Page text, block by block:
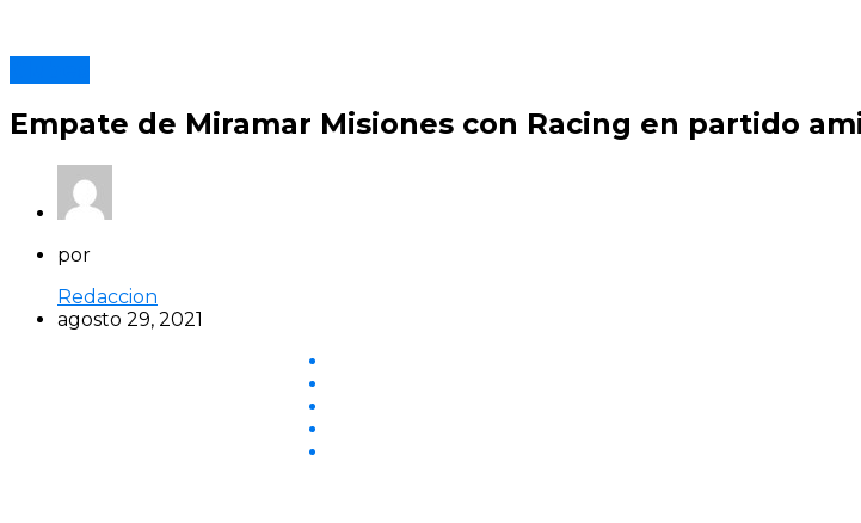
Empate de Miramar Misiones con Racing en partido
por
Redaccion
agosto 29, 2021